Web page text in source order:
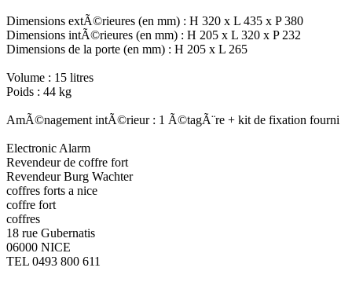
Dimensions extÃ©rieures (en mm) : H 320 x L 435 x P 380
Dimensions intÃ©rieures (en mm) : H 205 x L 320 x P 232
Dimensions de la porte (en mm) : H 205 x L 265
Volume : 15 litres
Poids : 44 kg
AmÃ©nagement intÃ©rieur : 1 Ã©tagÃ¨re + kit de fixation fourni
Electronic Alarm
Revendeur de coffre fort
Revendeur Burg Wachter
coffres forts a nice
coffre fort
coffres
18 rue Gubernatis
06000 NICE
TEL 0493 800 611